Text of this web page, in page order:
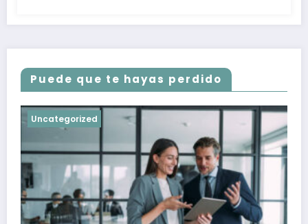
Puede que te hayas perdido
Uncategorized